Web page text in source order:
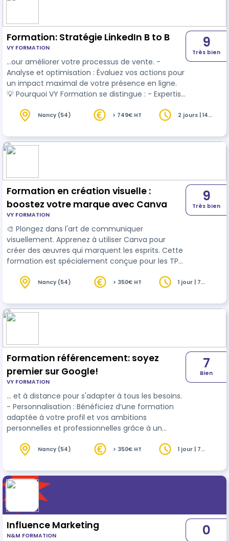
Formation: Stratégie LinkedIn B to B
VY FORMATION
…our améliorer votre processus de vente. -
Analyse et optimisation : Évaluez vos actions pour
un impact maximal de votre présence en ligne.
💡 Pourquoi VY Formation se distingue : - Expertise
marketingdigital, avec une solide expérience en
interactives conçues pour une application
immédiate de vos apprentissages. - Flexibilité :
9
Très bien
Nancy (54) > 749€ HT
2 jours | 14
Formation en création visuelle :
boostez votre marque avec Canva
VY FORMATION
🎨 Plongez dans l'art de communiquer
visuellement. Apprenez à utiliser Canva pour
créer des œuvres qui marquent les esprits. Cette
formation est spécialement conçue pour les TPE
niveau supérieur. 🚀 L'importance de la formation
individus sont des apprenants visuels. - Les
contenus visuels obtiennent 40% d'interactions
9
Très bien
Nancy (54) > 350€ HT
1 jour | 7
Formation référencement: soyez
premier sur Google!
VY FORMATION
… et à distance pour s'adapter à tous les besoins.
- Personnalisation : Bénéficiez d’une formation
adaptée à votre profil et vos ambitions
personnelles et professionnelles grâce à un
Transformez votre
entreprise et prenez une
contact@vy-formation.fr 📞 Téléphone : 07 86 82
55 98 Avec VY Formation, prenez le virage
numérique et ouvrez la porte à un monde de
possibilités.
7
Bien
Nancy (54) > 350€ HT
1 jour | 7
Influence Marketing
N&M FORMATION 0